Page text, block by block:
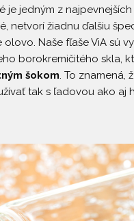
je jedným z
netvorí žiadnu ďalšiu
olovo. Naše fľaše ViA sú
borokremičitého skla,
šokom. To znamená,
tak s ľadovou ako aj